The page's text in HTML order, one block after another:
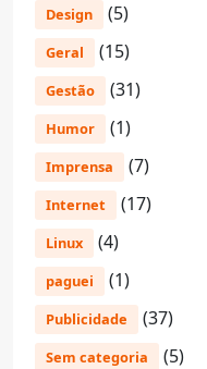
Design (5)
Geral (15)
Gestão (31)
Humor (1)
Imprensa (7)
Internet (17)
Linux (4)
paguei (1)
Publicidade (37)
Sem categoria (5)